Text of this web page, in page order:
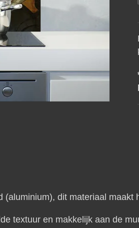
dit materiaal
textuur en makkelijk aan de